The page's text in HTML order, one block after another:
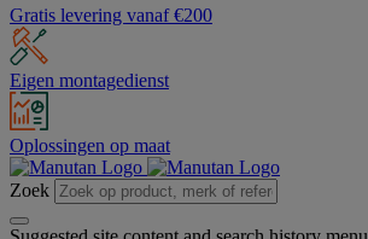
Gratis levering vanaf €200
Eigen montagedienst
Oplossingen op maat
Zoek